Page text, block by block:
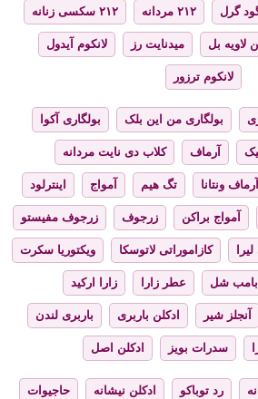
گرل ۲۱۲ مردانه ۲۱۲ سکسی زنانه
لاویه بل میدنایت رز لانکوم آیدول
لانکوم ترزور
بولگاری من این بلک بولگاری آکوا
آرماف کلاب دی نایت مردانه
آرماف ونتانا تگ هیم آمواج اینترلود
آمواج براکن زرجوف زرجوف مفیستو
کازاموراتی لاتوسکا ویکتوریا سکرت
بامب شل عطر زارا زارا ارکید
آنجلز شیر ادکلن باربری باربری لندن
سدرات بویز ادکلن اصل
رد توباکو ادکلن نیشانه حاجیوات